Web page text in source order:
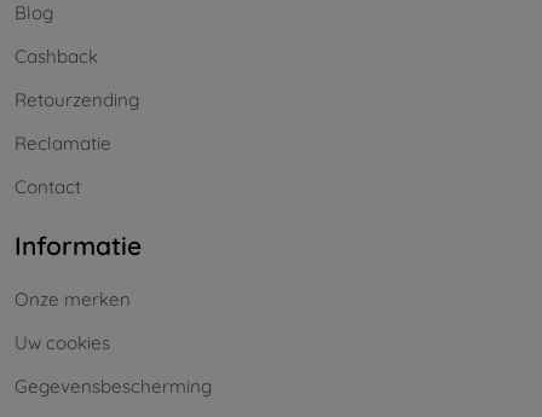
Blog
Cashback
Retourzending
Reclamatie
Contact
Informatie
Onze merken
Uw cookies
Gegevensbescherming